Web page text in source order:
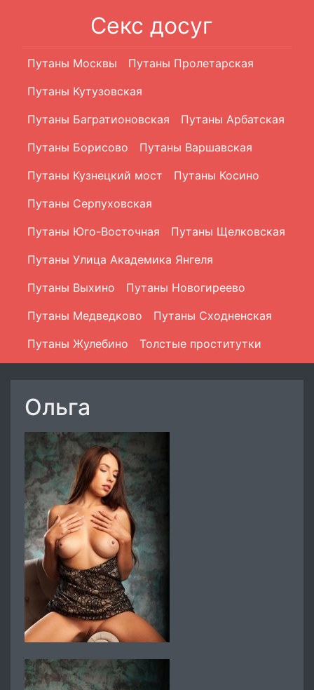
Секс досуг
Путаны Москвы
Путаны Пролетарская
Путаны Кутузовская
Путаны Багратионовская
Путаны Арбатская
Путаны Борисово
Путаны Варшавская
Путаны Кузнецкий мост
Путаны Косино
Путаны Серпуховская
Путаны Юго-Восточная
Путаны Щелковская
Путаны Улица Академика Янгеля
Путаны Выхино
Путаны Новогиреево
Путаны Медведково
Путаны Сходненская
Путаны Жулебино
Толстые проститутки
Ольга